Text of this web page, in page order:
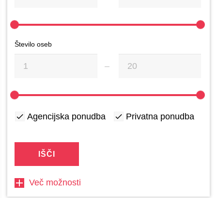
Število oseb
Agencijska ponudba Privatna ponudba
IŠČI
Več možnosti